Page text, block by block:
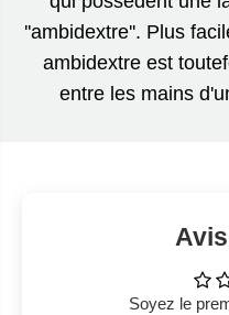
''ambidextre''. Plus
ambidextre est
entre les mains
Soyez le